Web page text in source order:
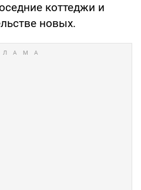
коттеджи и
новых.